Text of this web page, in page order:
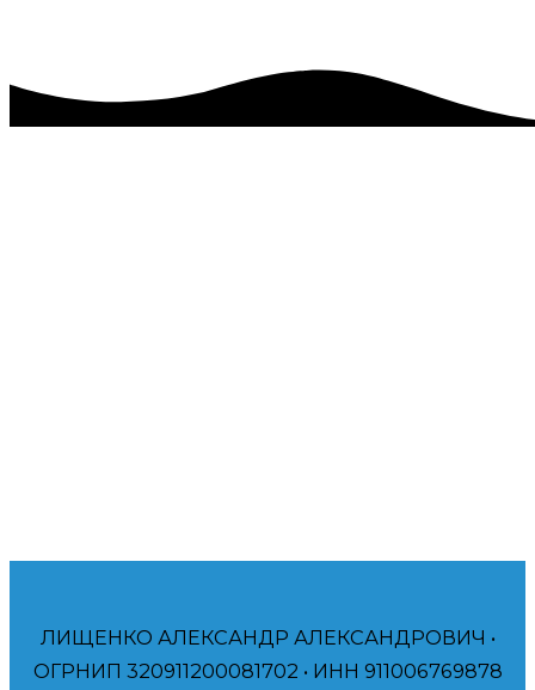
ЛИЩЕНКО АЛЕКСАНДР АЛЕКСАНДРОВИЧ •
ОГРНИП 320911200081702 • ИНН 911006769878